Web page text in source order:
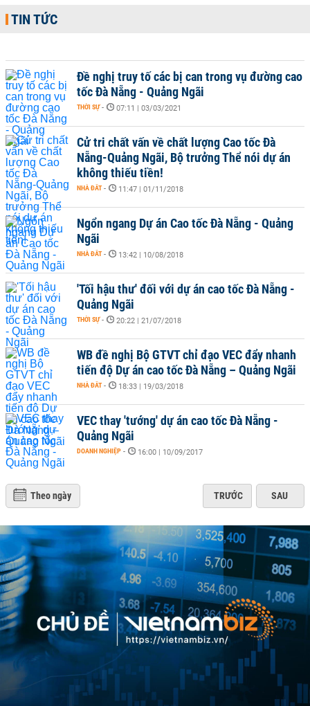
TIN TỨC
Đề nghị truy tố các bị can trong vụ đường cao
tốc Đà Nẵng - Quảng Ngãi
THỜI SỰ - 07:11 | 03/03/2021
Cử tri chất vấn về chất lượng Cao tốc Đà
Nẵng-Quảng Ngãi, Bộ trưởng Thể nói dự án
không thiếu tiền!
NHÀ ĐẤT - 11:47 | 01/11/2018
Ngổn ngang Dự án Cao tốc Đà Nẵng - Quảng
Ngãi
NHÀ ĐẤT - 13:42 | 10/08/2018
'Tối hậu thư' đối với dự án cao tốc Đà Nẵng -
Quảng Ngãi
THỜI SỰ - 20:22 | 21/07/2018
WB đề nghị Bộ GTVT chỉ đạo VEC đẩy nhanh
tiến độ Dự án cao tốc Đà Nẵng – Quảng Ngãi
NHÀ ĐẤT - 18:33 | 19/03/2018
VEC thay 'tướng' dự án cao tốc Đà Nẵng -
Quảng Ngãi
DOANH NGHIỆP - 16:00 | 10/09/2017
Theo ngày TRƯỚC SAU